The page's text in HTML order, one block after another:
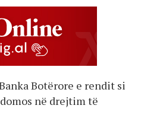
Botërore e rendit si
në drejtim të